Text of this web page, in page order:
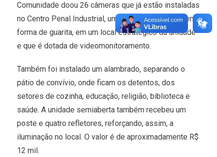
Comunidade doou 26 câmeras que já estão instaladas
no Centro Penal Industrial, um posto de vigilância em
forma de guarita, em um local estratégico da unidade
e que é dotada de videomonitoramento.
Também foi instalado um alambrado, separando o
pátio de convívio, onde ficam os detentos, dos
setores de cozinha, educação, religião, biblioteca e
saúde. A unidade semiaberta também recebeu um
poste e quatro refletores, reforçando, assim, a
iluminação no local. O valor é de aproximadamente R$
12 mil.